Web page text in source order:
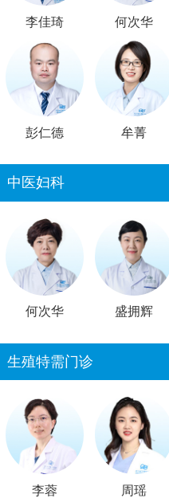
李佳琦 何次华
彭仁德 牟菁
中医妇科
何次华 盛拥辉
生殖特需门诊
李蓉 周瑶